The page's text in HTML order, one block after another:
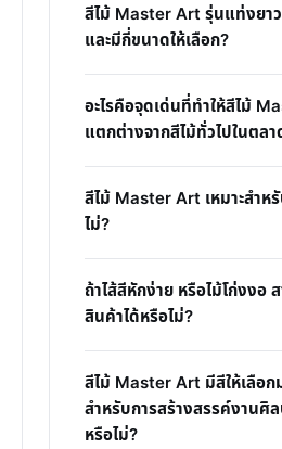
สีไม้ Master Art รุ่นแท่งยา
และมีกี่ขนาดให้เลือก?
อะไรคือจุดเด่นที่ทำให้สีไม้
แตกต่างจากสีไม้ทั่วไปในตล
สีไม้ Master Art เหมาะสำห
ไม่?
ถ้าไส้สีหักง่าย หรือไม้โก่งงอ
สินค้าได้หรือไม่?
สีไม้ Master Art มีสีให้เลือ
สำหรับการสร้างสรรค์งานศิ
หรือไม่?